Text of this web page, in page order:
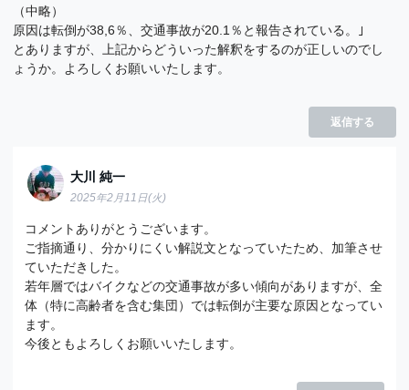
（中略）
原因は転倒が38,6％、交通事故が20.1％と報告されている。｣
とありますが、上記からどういった解釈をするのが正しいのでし
ょうか。よろしくお願いいたします。
返信する
大川 純一
2025年2月11日(火)
コメントありがとうございます。
ご指摘通り、分かりにくい解説文となっていたため、加筆させ
ていただきした。
若年層ではバイクなどの交通事故が多い傾向がありますが、全
体（特に高齢者を含む集団）では転倒が主要な原因となってい
ます。
今後ともよろしくお願いいたします。